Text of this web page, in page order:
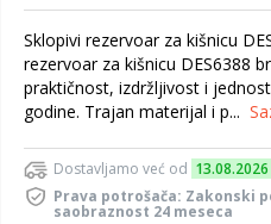
Sklopivi rezervoar za kišnicu
rezervoar za kišnicu DES6388
praktičnost, izdržljivost i
godine. Trajan materijal i p...
Dostavljamo već od 13.08.2026
Prava potrošača: Zakonski
saobraznost 24 meseca